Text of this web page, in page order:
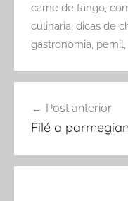
carne de fango
culinaria dicas de
gastronomia pernil
de
Post anterior
Filé a